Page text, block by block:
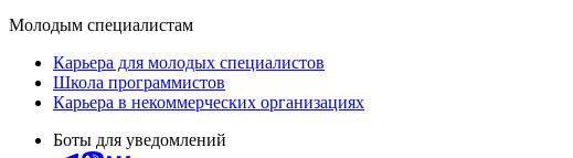
Молодым специалистам
Карьера для молодых специалистов
Школа программистов
Карьера в некоммерческих организациях
Боты для уведомлений